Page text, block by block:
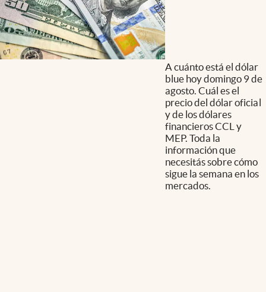
A cuánto está el dólar
blue hoy domingo 9 de
agosto. Cuál es el
precio del dólar oficial
y de los dólares
financieros CCL y
MEP. Toda la
información que
necesitás sobre cómo
sigue la semana en los
mercados.